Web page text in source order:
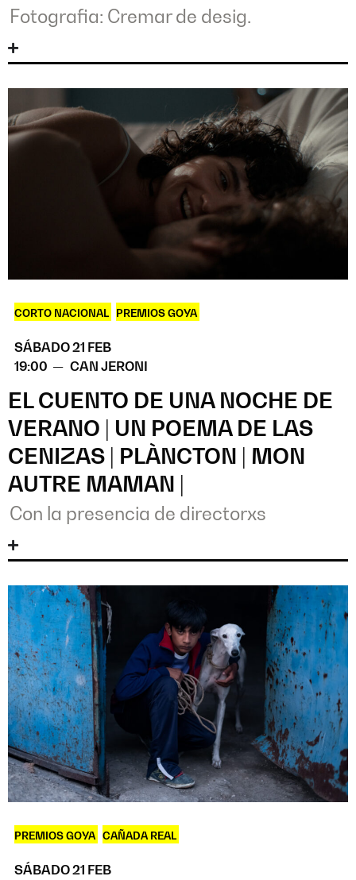
Fotografia: Cremar de desig.
CORTO NACIONAL PREMIOS GOYA
SÁBADO 21 FEB
19:00 — CAN JERONI
EL CUENTO DE UNA NOCHE DE
VERANO | UN POEMA DE LAS
CENIZAS | PLÀNCTON | MON
AUTRE MAMAN |
Con la presencia de directorxs
PREMIOS GOYA CAÑADA REAL
SÁBADO 21 FEB